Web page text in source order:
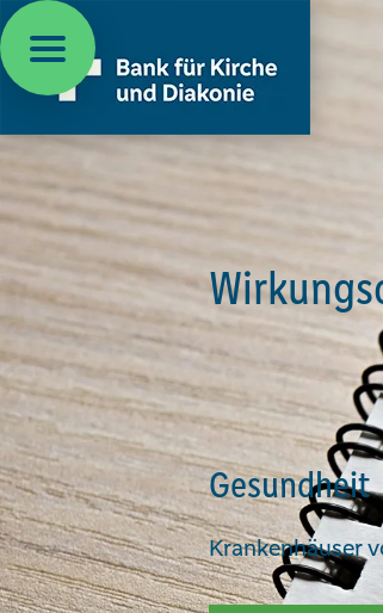
SDGs
In unserem
an welchen
Ziele wir mit
Gesundheit
Krankenhäuser